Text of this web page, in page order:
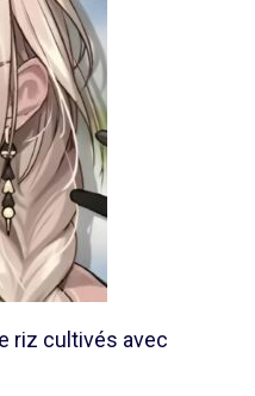
riz cultivés avec